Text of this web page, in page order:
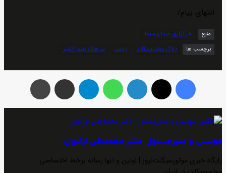
انتهای پیام/
منبع
خبرگزاری صدا و سیما
برچسب ها
پلاک موتورسیکلت پلیس سرهنگ فیروز کشیر
فیس بوک لینکدین تلگرام اشتراک گذاری از طریق ایمیل
موسس و مدیرمسئول: دکتر محمدعلی نژادیان
پایگاه خبری موتورسیکلت‌نیوز | اولین و تنها رسانه برخط اختصاصی